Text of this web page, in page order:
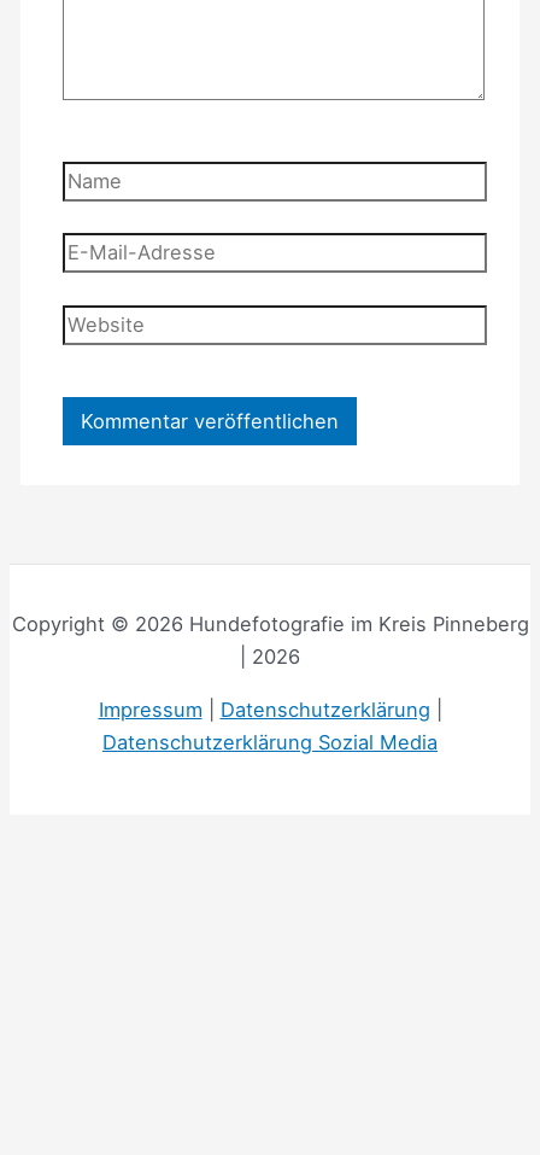
Name
E-
Mail-
Adresse
Website
Copyright © 2026 Hundefotografie im Kreis Pinneberg
| 2026
Impressum Datenschutzerklärung
Datenschutzerklärung Sozial Media